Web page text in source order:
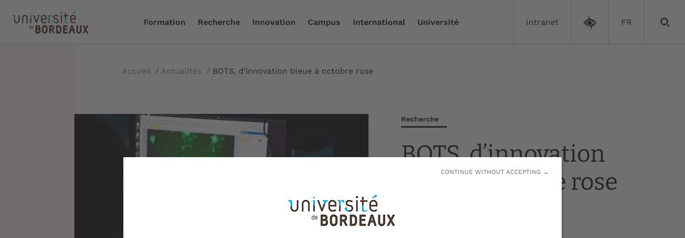
CONTINUE WITHOUT ACCEPTING →
Formation Recherche Innovation Campus International Université Intranet FR
Accueil / Actualités / BOTS, d’innovation bleue à octobre rose
Recherche
BOTS, d’innovation
bleue à octobre rose